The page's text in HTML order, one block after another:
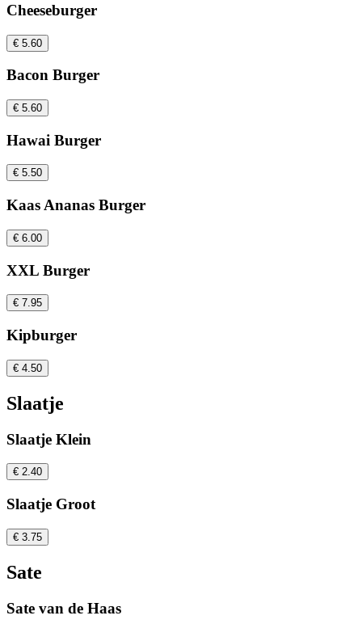
Cheeseburger
€ 5.60
Bacon Burger
€ 5.60
Hawai Burger
€ 5.50
Kaas Ananas Burger
€ 6.00
XXL Burger
€ 7.95
Kipburger
€ 4.50
Slaatje
Slaatje Klein
€ 2.40
Slaatje Groot
€ 3.75
Sate
Sate van de Haas